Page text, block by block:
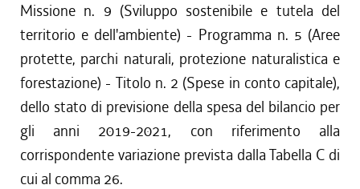
Missione n. 9 (Sviluppo sostenibile e tutela del
territorio e dell'ambiente) - Programma n. 5 (Aree
protette, parchi naturali, protezione naturalistica e
forestazione) - Titolo n. 2 (Spese in conto capitale),
dello stato di previsione della spesa del bilancio per
gli anni 2019-2021, con riferimento alla
corrispondente variazione prevista dalla Tabella C di
cui al comma 26.